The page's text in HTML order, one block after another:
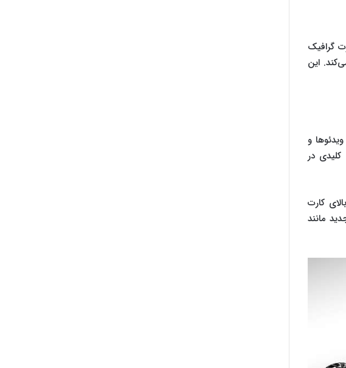
گرافیک
این
و
در
کارت
مانند